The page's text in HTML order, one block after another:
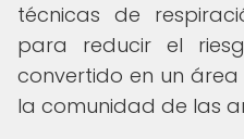
técnicas de
para reducir el
convertido en un
la comunidad de las